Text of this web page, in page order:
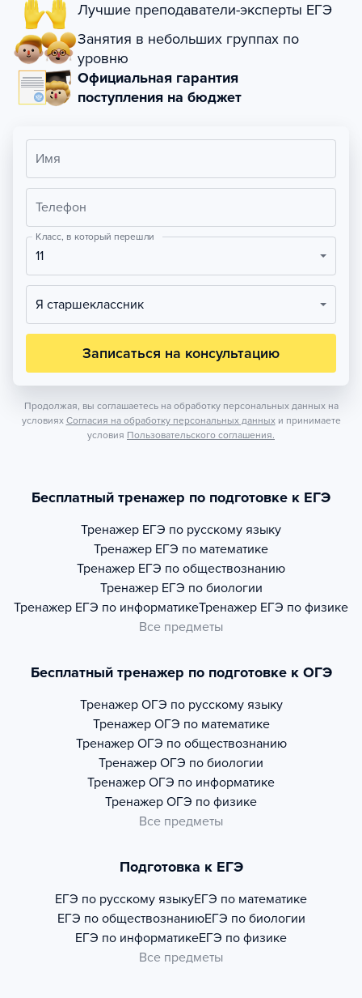
Лучшие преподаватели-эксперты ЕГЭ
Занятия в небольших группах по
уровню
Официальная гарантия
поступления на бюджет
Имя
Телефон
Класс, в который перешли
11
Я старшеклассник
Записаться на консультацию
Продолжая, вы соглашаетесь на обработку персональных данных на
условиях Согласия на обработку персональных данных и принимаете
условия Пользовательского соглашения.
Бесплатный тренажер по подготовке к ЕГЭ
Тренажер ЕГЭ по русскому языку
Тренажер ЕГЭ по математике
Тренажер ЕГЭ по обществознанию
Тренажер ЕГЭ по биологии
Тренажер ЕГЭ по информатикеТренажер ЕГЭ по физике
Все предметы
Бесплатный тренажер по подготовке к ОГЭ
Тренажер ОГЭ по русскому языку
Тренажер ОГЭ по математике
Тренажер ОГЭ по обществознанию
Тренажер ОГЭ по биологии
Тренажер ОГЭ по информатике
Тренажер ОГЭ по физике
Все предметы
Подготовка к ЕГЭ
ЕГЭ по русскому языкуЕГЭ по математике
ЕГЭ по обществознаниюЕГЭ по биологии
ЕГЭ по информатикеЕГЭ по физике
Все предметы